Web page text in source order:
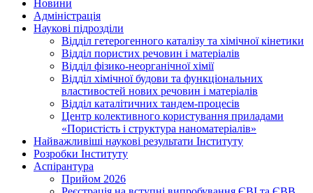
Новини
Адміністрація
Наукові підрозділи
Відділ гетерогенного каталізу та хімічної кінетики
Відділ пористих речовин і матеріалів
Відділ фізико-неорганічної хімії
Відділ хімічної будови та функціональних
властивостей нових речовин і матеріалів
Відділ каталітичних тандем-процесів
Центр колективного користування приладами
«Пористість і структура наноматеріалів»
Найважливіші наукові результати Інституту
Розробки Інституту
Аспірантура
Прийом 2026